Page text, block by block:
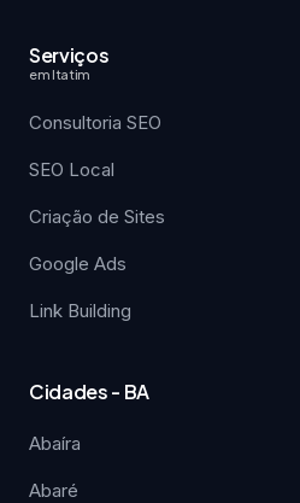
Serviços
em Itatim
Consultoria SEO
SEO Local
Criação de Sites
Google Ads
Link Building
Cidades - BA
Abaíra
Abaré